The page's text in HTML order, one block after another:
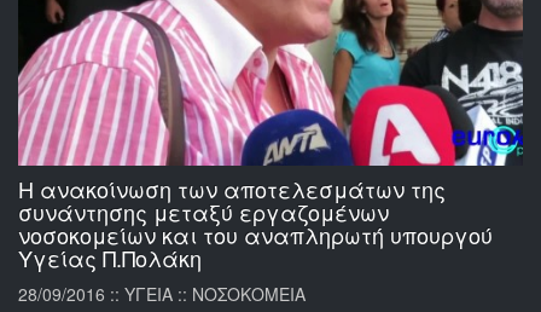
Η ανακοίνωση των αποτελεσμάτων της
συνάντησης μεταξύ εργαζομένων
νοσοκομείων και του αναπληρωτή υπουργού
Υγείας Π.Πολάκη
28/09/2016 :: ΥΓΕΙΑ :: ΝΟΣΟΚΟΜΕΙΑ